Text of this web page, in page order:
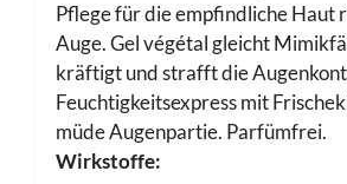
Pflege für die empfindliche Haut
Auge. Gel végétal gleicht
kräftigt und strafft die
Feuchtigkeitsexpress mit
müde Augenpartie. Parfümfrei.
Wirkstoffe: